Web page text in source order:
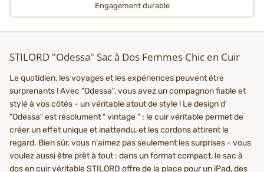
Engagement durable
STILORD "Odessa" Sac à Dos Femmes Chic en Cuir
Le quotidien, les voyages et les expériences peuvent être
surprenants ! Avec "Odessa", vous avez un compagnon fiable et
stylé à vos côtés - un véritable atout de style ! Le design d'
"Odessa" est résolument " vintage " : le cuir véritable permet de
créer un effet unique et inattendu, et les cordons attirent le
regard. Bien sûr, vous n'aimez pas seulement les surprises - vous
voulez aussi être prêt à tout : dans un format compact, le sac à
dos en cuir véritable STILORD offre de la place pour un iPad, des